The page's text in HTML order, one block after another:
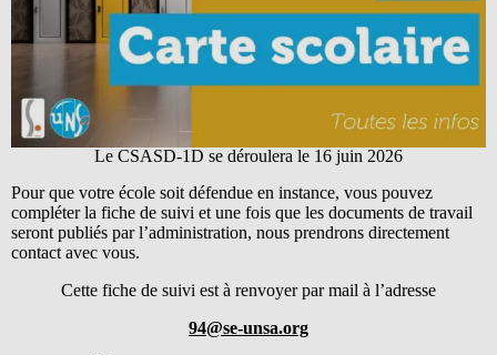
Le CSASD-1D se déroulera le 16 juin 2026
Pour que votre école soit défendue en instance, vous pouvez
compléter la fiche de suivi et une fois que les documents de travail
seront publiés par l’administration, nous prendrons directement
contact avec vous.
Cette fiche de suivi est à renvoyer par mail à l’adresse
94@se-unsa.org